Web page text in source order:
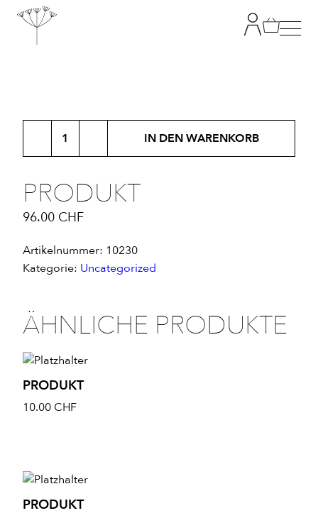
RESTAURANT STUCKI
KONTAKT
ONLINESHOP
IN DEN WARENKORB
PRODUKT
96.00 CHF
Artikelnummer: 10230
Kategorie: Uncategorized
ÄHNLICHE PRODUKTE
PRODUKT
10.00 CHF
PRODUKT